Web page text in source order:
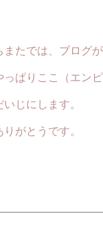
では、ブログが
ここ（エンピ
にします。
とうです。